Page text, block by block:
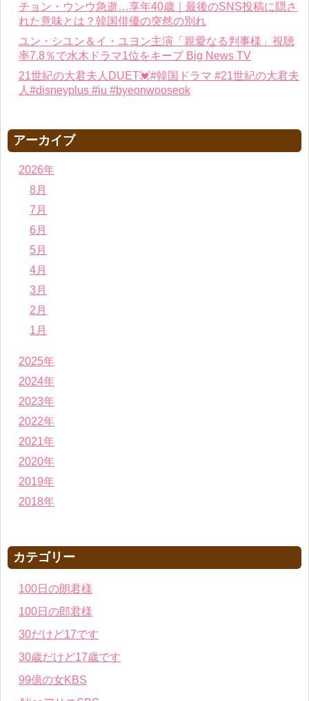
チョン・ウンウ急逝…享年40歳｜最後のSNS投稿に隠さ
れた意味とは？韓国俳優の突然の別れ
ユン・シユン＆イ・ユヨン主演「親愛なる判事様」視聴
率7.8％で水木ドラマ1位をキープ Big News TV
21世紀の大君夫人DUET💓#韓国ドラマ #21世紀の大君夫
人#disneyplus #iu #byeonwooseok
アーカイブ
2026年
8月
7月
6月
5月
4月
3月
2月
1月
2025年
2024年
2023年
2022年
2021年
2020年
2019年
2018年
カテゴリー
100日の朗君様
100日の郎君様
30だけど17です
30歳だけど17歳です
99億の女KBS